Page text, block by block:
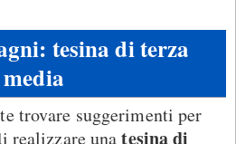
tesina di terza
media
trovare suggerimenti per
realizzare unatesina di